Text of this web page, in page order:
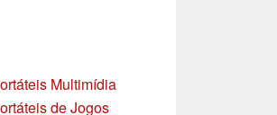
Multimídia
de Jogos